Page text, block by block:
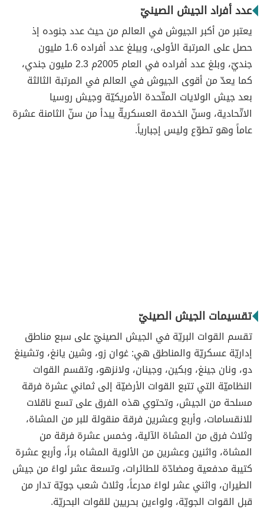
عدد أفراد الجيش الصينيّ
يعتبر من أكبر الجيوش في العالم من حيث عدد جنوده إذ
حصل على المرتبة الأولى، ويبلغ عدد أفراده 1.6 مليون
جنديّ، وبلغ عدد أفراده في العام 2005م 2.3 مليون جندي،
كما يعدّ من أقوى الجيوش في العالم في المرتبة الثالثة
بعد جيش الولايات المتّحدة الأمريكيّة وجيش روسيا
الاتّحادية، وسنّ الخدمة العسكريةّ يبدأ من سنّ الثامنة عشرة
عاماً وهو تطوّع وليس إجبارياً.
تقسيمات الجيش الصينيّ
تقسم القوات البريّة في الجيش الصينيّ على سبع مناطق
إداريّة عسكريّة والمناطق هي: غوان زو، وشين يانغ، وتشينغ
دو، ونان جينغ، وبكين، وجينان، ولانزهو، وتقسم القوات
النظاميّة التي تتبع القوات الأرضيّة إلى ثماني عشرة فرقة
مسلحة من الجيش، وتحتوي هذه الفرق على تسع ناقلات
للانقسامات، وأربع وعشرين فرقة منقولة للبر من المشاة،
وثلاث فرق من المشاة الآلية، وخمس عشرة فرقة من
المشاة، واثنين وعشرين من الألوية المشاه براً، وأربع عشرة
كتيبة مدفعية ومضادّة للطائرات، وتسعة عشر لواءً من جيش
الطيران، واثني عشر لواءً مدرعاً، وثلاث شعب جويّة تدار من
قبل القوات الجويّة، ولواءين بحريين للقوات البحريّة.